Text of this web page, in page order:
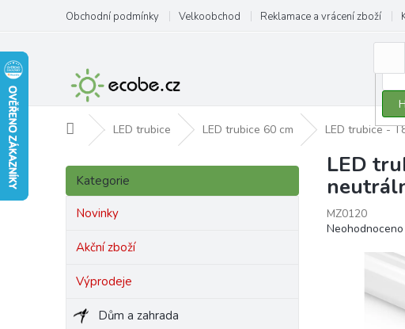
obsah
Obchodní podmínky Velkoobchod Reklamace a vrácení zboží
Domů LED trubice LED trubice 60 cm LED trubice -
P
s
p
Přeskočit
kategorie
Kategorie
Novinky
Akční zboží
Výprodeje
Dům a zahrada
LED
MZ0120
Průměrné
Neohodnoceno